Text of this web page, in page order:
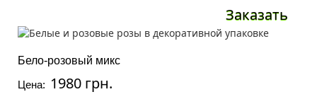
Заказать
Бело-розовый микс
Цена: 1980 грн.